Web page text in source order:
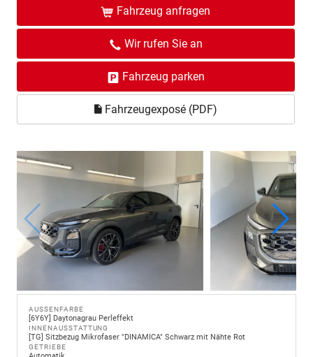
Fahrzeug anfragen
Wir rufen Sie an
Fahrzeug parken
Fahrzeugexposé (PDF)
AUSSENFARBE
[6Y6Y] Daytonagrau Perleffekt
INNENAUSSTATTUNG
[TG] Sitzbezug Mikrofaser "DINAMICA" Schwarz mit Nähte Rot
GETRIEBE